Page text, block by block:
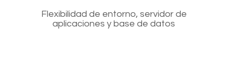
Flexibilidad de entorno, servidor de
aplicaciones y base de datos